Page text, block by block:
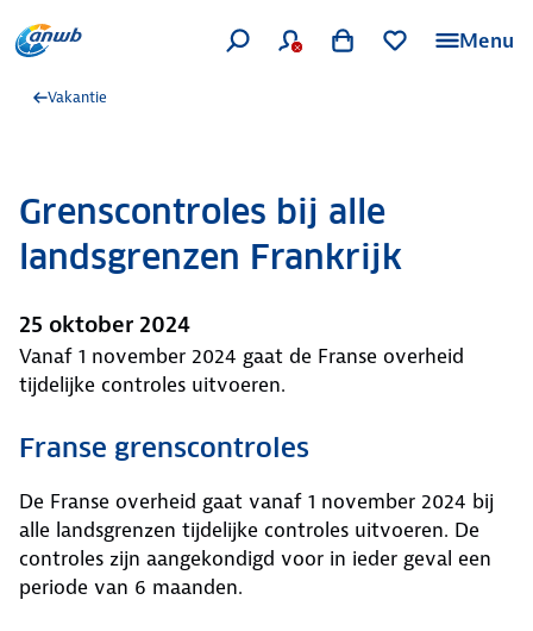
Menu
Vakantie
Grenscontroles bij alle
landsgrenzen Frankrijk
25 oktober 2024
Vanaf 1 november 2024 gaat de Franse overheid
tijdelijke controles uitvoeren.
Franse grenscontroles
De Franse overheid gaat vanaf 1 november 2024 bij
alle landsgrenzen tijdelijke controles uitvoeren. De
controles zijn aangekondigd voor in ieder geval een
periode van 6 maanden.